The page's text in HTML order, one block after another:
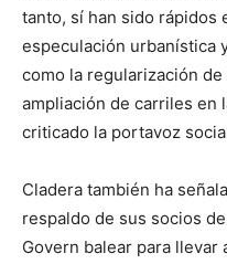
tanto, sí han sido rápidos
especulación urbanística
como la regularización
ampliación de carriles en
criticado la portavoz
Cladera también ha
respaldo de sus socios
Govern balear para llevar